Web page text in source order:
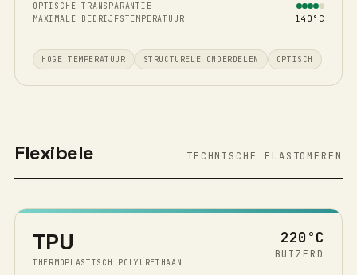
OPTISCHE TRANSPARANTIE
MAXIMALE BEDRIJFSTEMPERATUUR
140°C
HOGE TEMPERATUUR STRUCTURELE ONDERDELEN OPTISCH
Flexibele TECHNISCHE ELASTOMEREN
TPU
THERMOPLASTISCH POLYURETHAAN
220°C
BUIZERD